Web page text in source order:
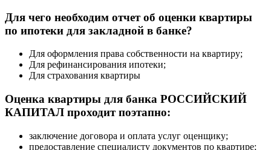
Для чего необходим отчет об оценки квартиры
по ипотеки для закладной в банке?
Для оформления права собственности на квартиру;
Для рефинансирования ипотеки;
Для страхования квартиры
Оценка квартиры для банка РОССИЙСКИЙ
КАПИТАЛ проходит поэтапно:
заключение договора и оплата услуг оценщику;
предоставление специалисту документов по квартире;